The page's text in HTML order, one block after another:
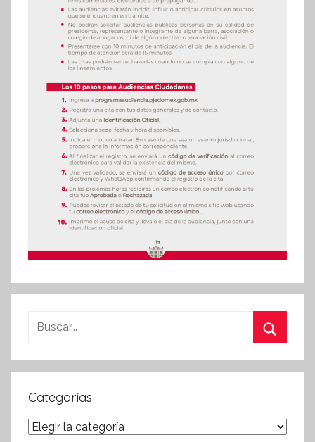
Buscar:
Categorías
Categorías